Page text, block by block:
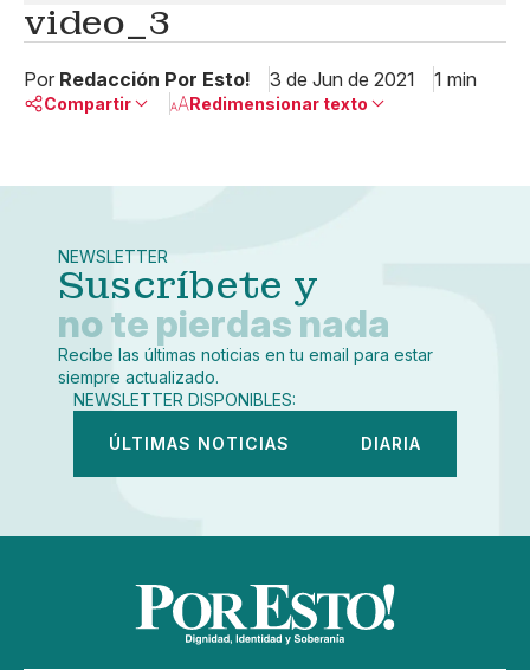
video_3
Por Redacción Por Esto! 3 de Jun de 2021 1 min
Compartir
Copiar enlace
Redimensionar texto
NEWSLETTER
Suscríbete y
no te pierdas nada
Recibe las últimas noticias en tu email para estar
siempre actualizado.
NEWSLETTER DISPONIBLES:
ÚLTIMAS NOTICIAS DIARIA